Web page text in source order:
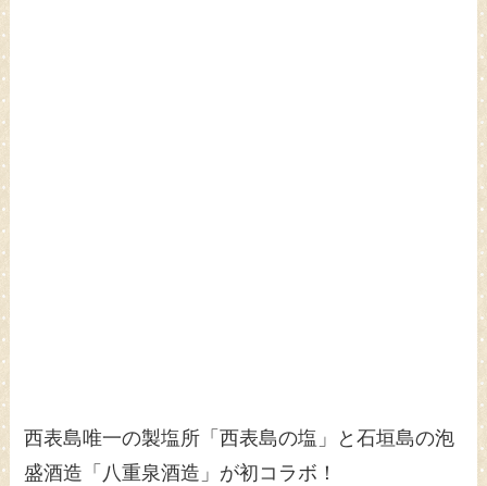
西表島唯一の製塩所「西表島の塩」と石垣島の泡
盛酒造「八重泉酒造」が初コラボ！